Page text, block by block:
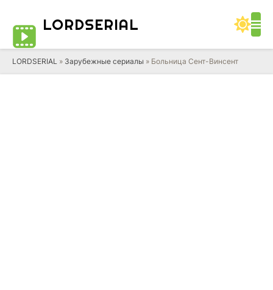
LORDSERIAL
LORDSERIAL » Зарубежные сериалы » Больница Сент-Винсент